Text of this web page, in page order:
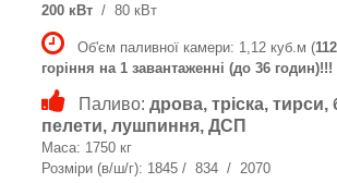
200 кВт / 80 кВт
Об'єм паливної камери: 1,12 куб.м (
горіння на 1 завантаженні (до 36 годин)!!!
Паливо: дрова, тріска, тирси,
пелети, лушпиння, ДСП
Маса: 1750 кг
Розміри (в/ш/г): 1845 / 834 / 2070